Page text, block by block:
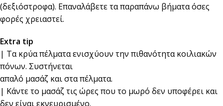
(δεξιόστροφα). Επαναλάβετε τα παραπάνω βήματα όσες
φορές χρειαστεί.
Extra tip
| Tα κρύα πέλματα ενισχύουν την πιθανότητα κοιλιακών
πόνων. Συστήνεται
απαλό μασάζ και στα πέλματα.
| Kάντε το μασάζ τις ώρες που το μωρό δεν υποφέρει και
δεν είναι εκνευρισμένο.